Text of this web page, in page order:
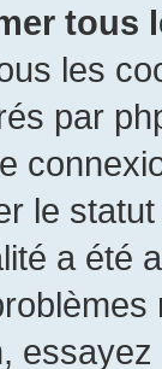
tous
les
par
le
a été